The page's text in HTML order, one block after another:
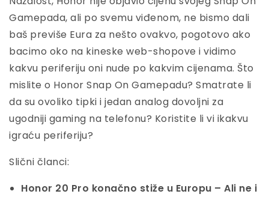
Gamepada, ali po svemu viđenom, ne bismo dali
baš previše Eura za nešto ovakvo, pogotovo ako
bacimo oko na kineske web-shopove i vidimo
kakvu periferiju oni nude po kakvim cijenama. Što
mislite o Honor Snap On Gamepadu? Smatrate li
da su ovoliko tipki i jedan analog dovoljni za
ugodniji gaming na telefonu? Koristite li vi ikakvu
igraću periferiju?
Slični članci:
Honor 20 Pro konačno stiže u Europu – Ali ne i